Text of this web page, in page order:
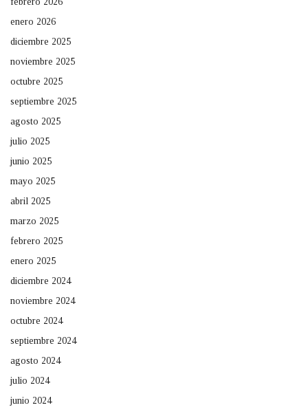
enero 2026
diciembre 2025
noviembre 2025
octubre 2025
septiembre 2025
agosto 2025
julio 2025
junio 2025
mayo 2025
abril 2025
marzo 2025
febrero 2025
enero 2025
diciembre 2024
noviembre 2024
octubre 2024
septiembre 2024
agosto 2024
julio 2024
junio 2024